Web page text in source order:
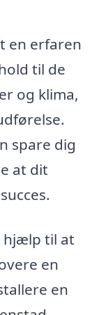
en erfaren
til de
og klima,
spare dig
at dit
hjælp til at
en
en